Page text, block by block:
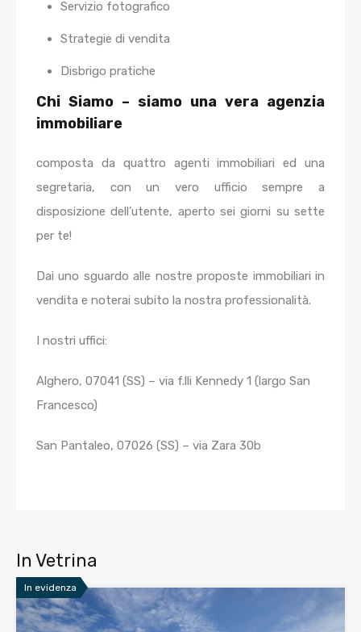
Servizio fotografico
Strategie di vendita
Disbrigo pratiche
Chi Siamo – siamo una vera agenzia
immobiliare
composta da quattro agenti immobiliari ed una
segretaria, con un vero ufficio sempre a
disposizione dell’utente, aperto sei giorni su sette
per te!
Dai uno sguardo alle nostre proposte immobiliari in
vendita e noterai subito la nostra professionalità.
I nostri uffici:
Alghero, 07041 (SS) – via f.lli Kennedy 1 (largo San
Francesco)
San Pantaleo, 07026 (SS) – via Zara 30b
In Vetrina
In evidenza